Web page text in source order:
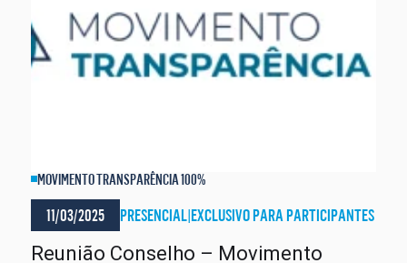
MOVIMENTO TRANSPARÊNCIA 100%
11/03/2025 PRESENCIAL|EXCLUSIVO PARA PARTICIPANTES
Reunião Conselho – Movimento